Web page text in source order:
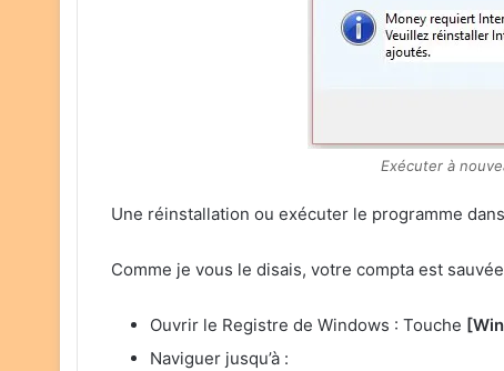
Exécuter à
Une réinstallation ou exécuter le programme
Comme je vous le disais, votre compta est
Ouvrir le Registre de Windows : Touche
Naviguer jusqu’à :